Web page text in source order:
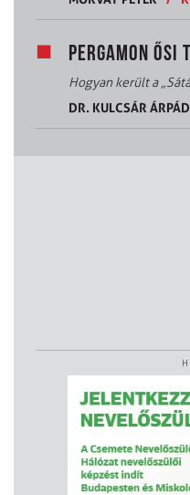
PERGAMON ŐSI
Hogyan került a
DR. KULCSÁR ÁRPÁD